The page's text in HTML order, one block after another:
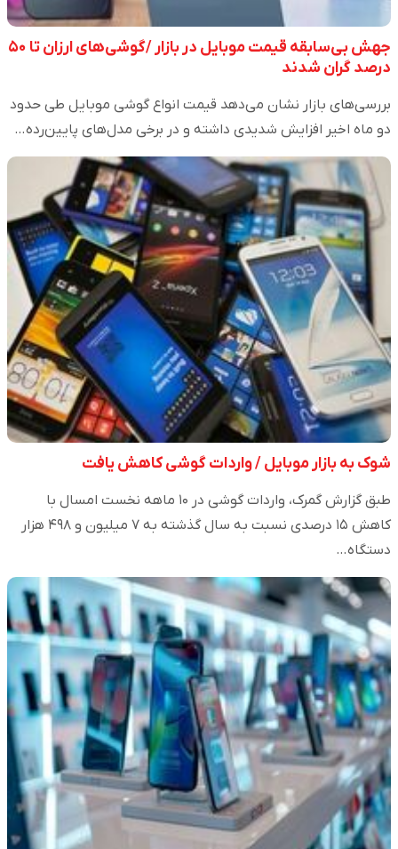
جهش بی‌سابقه قیمت موبایل در بازار /گوشی‌های ارزان تا ۵۰
درصد گران شدند
بررسی‌های بازار نشان می‌دهد قیمت انواع گوشی موبایل طی حدود
دو ماه اخیر افزایش شدیدی داشته و در برخی مدل‌های پایین‌رده…
شوک به بازار موبایل / واردات گوشی کاهش یافت
طبق گزارش گمرک، واردات گوشی در ۱۰ ماهه نخست امسال با
کاهش ۱۵ درصدی نسبت به سال گذشته به ۷ میلیون و ۴۹۸ هزار
دستگاه…